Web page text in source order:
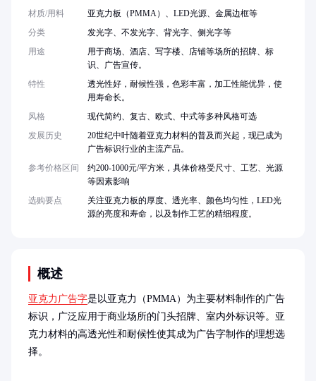
概述
亚克力广告字是以亚克力（PMMA）为主要材料制作的广告
标识，广泛应用于商业场所的门头招牌、室内外标识等。亚
克力材料的高透光性和耐候性使其成为广告字制作的理想选
择。
材质/用料
亚克力板（PMMA）、LED光源、金属边框等
分类
发光字、不发光字、背光字、侧光字等
用途
用于商场、酒店、写字楼、店铺等场所的招牌、标
识、广告宣传。
特性
透光性好，耐候性强，色彩丰富，加工性能优异，使
用寿命长。
风格
现代简约、复古、欧式、中式等多种风格可选
发展历史
20世纪中叶随着亚克力材料的普及而兴起，现已成为
广告标识行业的主流产品。
参考价格区间
约200-1000元/平方米，具体价格受尺寸、工艺、光源
等因素影响
选购要点
关注亚克力板的厚度、透光率、颜色均匀性，LED光
源的亮度和寿命，以及制作工艺的精细程度。